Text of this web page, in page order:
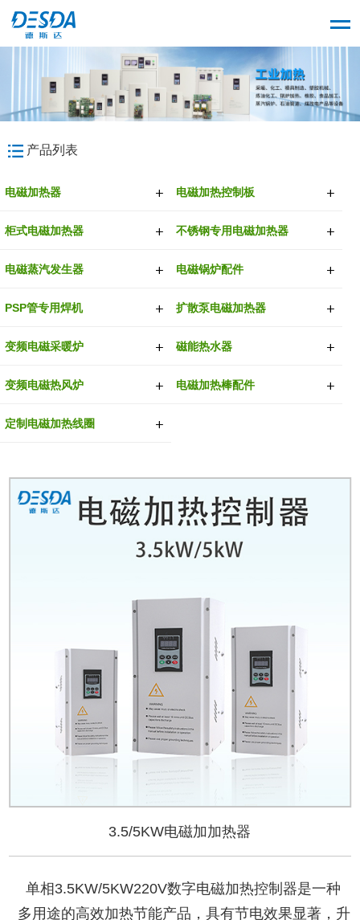
产品列表
电磁加热器 电磁加热控制板
柜式电磁加热器 不锈钢专用电磁加热器
电磁蒸汽发生器 电磁锅炉配件
PSP管专用焊机 扩散泵电磁加热器
变频电磁采暖炉 磁能热水器
变频电磁热风炉 电磁加热棒配件
定制电磁加热线圈
3.5/5KW电磁加加热器
单相3.5KW/5KW220V数字电磁加热控制器是一种
多用途的高效加热节能产品，具有节电效果显著，升